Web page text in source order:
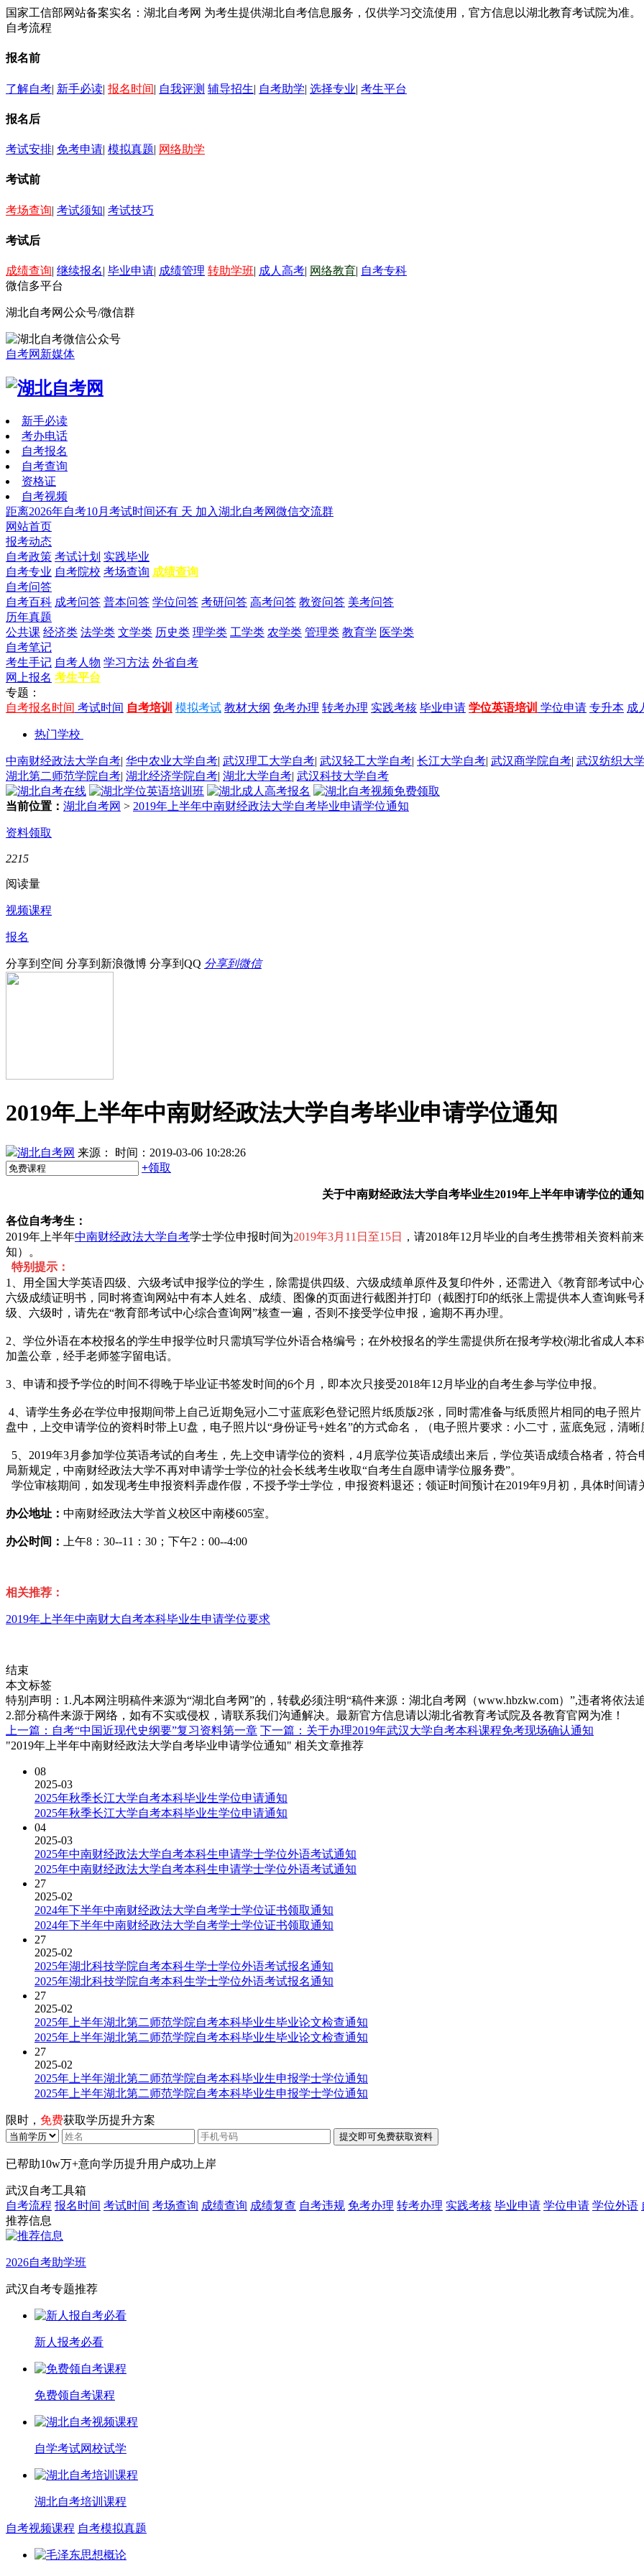
国家工信部网站备案实名：湖北自考网 为考生提供湖北自考信息服务，仅供学习交流使用，官方信息以湖北教育考试院为准。
自考流程
报名前
了解自考| 新手必读| 报名时间| 自我评测 辅导招生| 自考助学| 选择专业| 考生平台
报名后
考试安排| 免考申请| 模拟真题| 网络助学
考试前
考场查询| 考试须知| 考试技巧
考试后
成绩查询| 继续报名| 毕业申请| 成绩管理 转助学班| 成人高考| 网络教育| 自考专科
微信多平台
湖北自考网公众号/微信群
自考网新媒体
新手必读
考办电话
自考报名
自考查询
资格证
自考视频
距离2026年自考10月考试时间还有 天 加入湖北自考网微信交流群
网站首页
报考动态
自考政策 考试计划 实践毕业
自考专业 自考院校 考场查询 成绩查询
自考问答
自考百科 成考问答 普本问答 学位问答 考研问答 高考问答 教资问答 美考问答
历年真题
公共课 经济类 法学类 文学类 历史类 理学类 工学类 农学类 管理类 教育学 医学类
自考笔记
考生手记 自考人物 学习方法 外省自考
网上报名 考生平台
专题：
自考报名时间 考试时间 自考培训 模拟考试 教材大纲 免考办理 转考办理 实践考核 毕业申请 学位英语培训 学位申请 专升本 成
热门学校
中南财经政法大学自考| 华中农业大学自考| 武汉理工大学自考| 武汉轻工大学自考| 长江大学自考| 武汉商学院自考| 武汉纺织大
湖北第二师范学院自考| 湖北经济学院自考| 湖北大学自考| 武汉科技大学自考
当前位置： 湖北自考网 > 2019年上半年中南财经政法大学自考毕业申请学位通知
资料领取
2215
阅读量
视频课程
报名
分享到空间 分享到新浪微博 分享到QQ 分享到微信
2019年上半年中南财经政法大学自考毕业申请学位通知
湖北自考网 来源：
时间：2019-03-06 10:28:26
+领取
关于中南财经政法大学自考毕业生2019年上半年申请学位的通知
各位自考考生：
2019年上半年中南财经政法大学自考学士学位申报时间为2019年3月11日至15日 ，请2018年12月毕业的自考生携带相关资料前
知）。
特别提示：
1、用全国大学英语四级、六级考试申报学位的学生，除需提供四级、六级成绩单原件及复印件外，还需进入《教育部考试中
六级成绩证明书，同时将查询网站中有本人姓名、成绩、图像的页面进行截图并打印（截图打印的纸张上需提供本人查询账
级、六级时，请先在“教育部考试中心综合查询网”核查一遍，否则不接受学位申报，逾期不再办理。
2、学位外语在本校报名的学生申报学位时只需填写学位外语合格编号；在外校报名的学生需提供所在报考学校(湖北省成人
加盖公章，经手老师签字留电话。
3、申请和授予学位的时间不得晚于毕业证书签发时间的6个月，即本次只接受2018年12月毕业的自考生参与学位申报。
4、请学生务必在学位申报期间带上自己近期免冠小二寸蓝底彩色登记照片纸质版2张，同时需准备与纸质照片相同的电子照
盘中，上交申请学位的资料时带上U盘，电子照片以“身份证号+姓名”的方式命名，（电子照片要求：小二寸，蓝底免冠，清晰
5、2019年3月参加学位英语考试的自考生，先上交申请学位的资料，4月底学位英语成绩出来后，学位英语成绩合格者，符
局新规定，中南财经政法大学不再对申请学士学位的社会长线考生收取“自考生自愿申请学位服务费”。
学位审核期间，如发现考生申报资料弄虚作假，不授予学士学位，申报资料退还；领证时间预计在2019年9月初，具体时间
办公地址： 中南财经政法大学首义校区中南楼605室。
办公时间： 上午8：30--11：30；下午2：00--4:00
相关推荐：
2019年上半年中南财大自考本科毕业生申请学位要求
结束
本文标签
特别声明：1.凡本网注明稿件来源为“湖北自考网”的，转载必须注明“稿件来源：湖北自考网（www.hbzkw.com）”,违者将依法
2.部分稿件来源于网络，如有不实或侵权，请联系我们沟通解决。最新官方信息请以湖北省教育考试院及各教育官网为准！
上一篇：自考“中国近现代史纲要”复习资料第一章 下一篇：关于办理2019年武汉大学自考本科课程免考现场确认通知
"2019年上半年中南财经政法大学自考毕业申请学位通知" 相关文章推荐
08
2025-03
2025年秋季长江大学自考本科毕业生学位申请通知
2025年秋季长江大学自考本科毕业生学位申请通知
04
2025-03
2025年中南财经政法大学自考本科生申请学士学位外语考试通知
2025年中南财经政法大学自考本科生申请学士学位外语考试通知
27
2025-02
2024年下半年中南财经政法大学自考学士学位证书领取通知
2024年下半年中南财经政法大学自考学士学位证书领取通知
27
2025-02
2025年湖北科技学院自考本科生学士学位外语考试报名通知
2025年湖北科技学院自考本科生学士学位外语考试报名通知
27
2025-02
2025年上半年湖北第二师范学院自考本科毕业生毕业论文检查通知
2025年上半年湖北第二师范学院自考本科毕业生毕业论文检查通知
27
2025-02
2025年上半年湖北第二师范学院自考本科毕业生申报学士学位通知
2025年上半年湖北第二师范学院自考本科毕业生申报学士学位通知
限时， 免费获取学历提升方案
已帮助10w万+意向学历提升用户成功上岸
武汉自考工具箱
自考流程 报名时间 考试时间 考场查询 成绩查询 成绩复查 自考违规 免考办理 转考办理 实践考核 毕业申请 学位申请 学位外语
推荐信息
2026自考助学班
武汉自考专题推荐
新人报考必看
免费领自考课程
自学考试网校试学
湖北自考培训课程
自考视频课程 自考模拟真题